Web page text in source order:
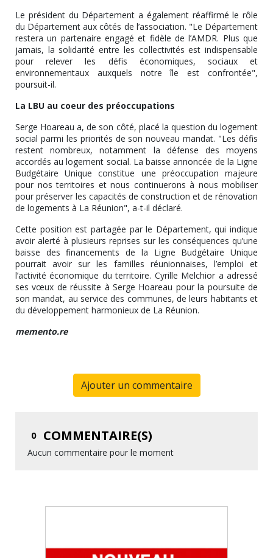
Le président du Département a également réaffirmé le rôle
du Département aux côtés de l’association. "Le Département
restera un partenaire engagé et fidèle de l’AMDR. Plus que
jamais, la solidarité entre les collectivités est indispensable
pour relever les défis économiques, sociaux et
environnementaux auxquels notre île est confrontée",
poursuit-il.
La LBU au coeur des préoccupations
Serge Hoareau a, de son côté, placé la question du logement
social parmi les priorités de son nouveau mandat. "Les défis
restent nombreux, notamment la défense des moyens
accordés au logement social. La baisse annoncée de la Ligne
Budgétaire Unique constitue une préoccupation majeure
pour nos territoires et nous continuerons à nous mobiliser
pour préserver les capacités de construction et de rénovation
de logements à La Réunion", a-t-il déclaré.
Cette position est partagée par le Département, qui indique
avoir alerté à plusieurs reprises sur les conséquences qu’une
baisse des financements de la Ligne Budgétaire Unique
pourrait avoir sur les familles réunionnaises, l’emploi et
l’activité économique du territoire. Cyrille Melchior a adressé
ses vœux de réussite à Serge Hoareau pour la poursuite de
son mandat, au service des communes, de leurs habitants et
du développement harmonieux de La Réunion.
memento.re
Ajouter un commentaire
0 COMMENTAIRE(S)
Aucun commentaire pour le moment